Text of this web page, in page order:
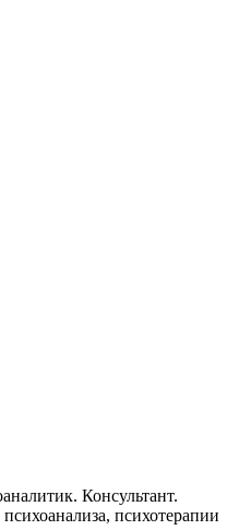
Консультант.
психотерапии